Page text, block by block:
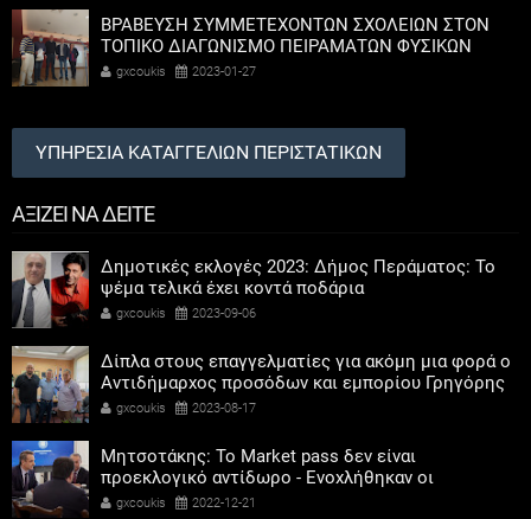
ΒΡΑΒΕΥΣΗ ΣΥΜΜΕΤΕΧΟΝΤΩΝ ΣΧΟΛΕΙΩΝ ΣΤΟΝ
ΤΟΠΙΚΟ ΔΙΑΓΩΝΙΣΜΟ ΠΕΙΡΑΜΑΤΩΝ ΦΥΣΙΚΩΝ
ΕΠΙΣΤΗΜΩΝ
gxcoukis 2023-01-27
ΥΠΗΡΕΣΙΑ ΚΑΤΑΓΓΕΛΙΩΝ ΠΕΡΙΣΤΑΤΙΚΩΝ
ΑΞΙΖΕΙ ΝΑ ΔΕΙΤΕ
Δημοτικές εκλογές 2023: Δήμος Περάματος: Το
ψέμα τελικά έχει κοντά ποδάρια
gxcoukis 2023-09-06
Δίπλα στους επαγγελματίες για ακόμη μια φορά ο
Αντιδήμαρχος προσόδων και εμπορίου Γρηγόρης
Καψοκόλης
gxcoukis 2023-08-17
Μητσοτάκης: Το Market pass δεν είναι
προεκλογικό αντίδωρο - Ενοχλήθηκαν οι
αριστεροί του χαβιαριού
gxcoukis 2022-12-21